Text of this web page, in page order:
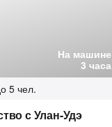
На машине
3 часа
5 чел.
с Улан-Удэ